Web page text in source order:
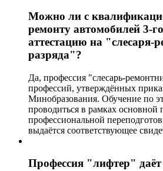
Можно ли с
ремонту автомобилей 3-
аттестацию на "слесаря-
разряда"?
Да, профессия "слесарь-
профессий, утверждённых
Минобразования. Обучение по
проводиться в рамках основной
профессиональной
выдаётся соответствующее
Профессия "лифтер"